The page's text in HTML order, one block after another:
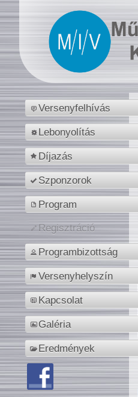
Versenyfelhívás
Lebonyolítás
Díjazás
Szponzorok
Program
Regisztráció
Programbizottság
Versenyhelyszín
Kapcsolat
Galéria
Eredmények